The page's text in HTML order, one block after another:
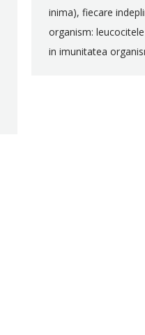
inima), fiecare
organism:
in imunitatea